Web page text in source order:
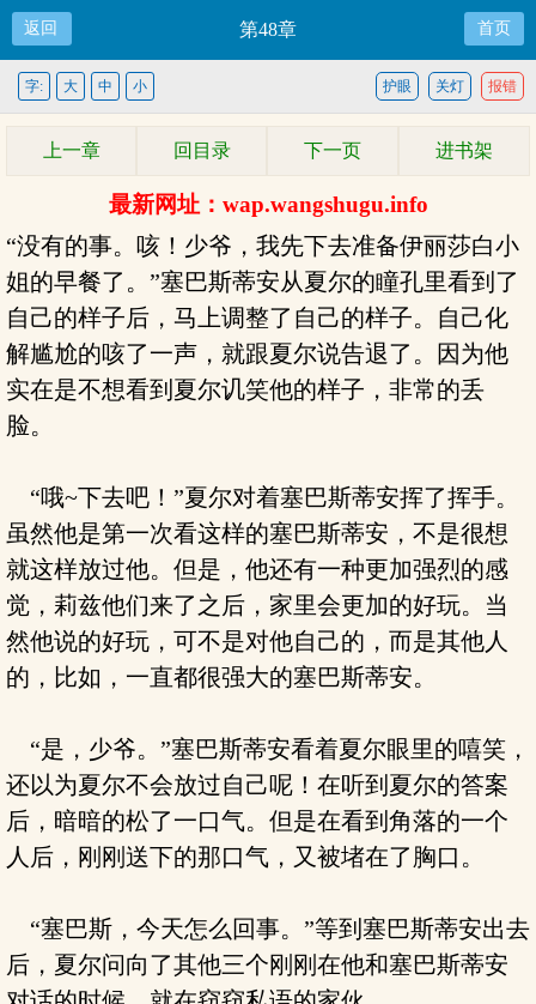
返回 第48章 首页
报错
关灯
护眼
字: 大 中 小
上一章 回目录 下一页 进书架
最新网址：wap.wangshugu.info
“没有的事。咳！少爷，我先下去准备伊丽莎白小
姐的早餐了。”塞巴斯蒂安从夏尔的瞳孔里看到了
自己的样子后，马上调整了自己的样子。自己化
解尴尬的咳了一声，就跟夏尔说告退了。因为他
实在是不想看到夏尔讥笑他的样子，非常的丢
脸。
“哦~下去吧！”夏尔对着塞巴斯蒂安挥了挥手。
虽然他是第一次看这样的塞巴斯蒂安，不是很想
就这样放过他。但是，他还有一种更加强烈的感
觉，莉兹他们来了之后，家里会更加的好玩。当
然他说的好玩，可不是对他自己的，而是其他人
的，比如，一直都很强大的塞巴斯蒂安。
“是，少爷。”塞巴斯蒂安看着夏尔眼里的嘻笑，
还以为夏尔不会放过自己呢！在听到夏尔的答案
后，暗暗的松了一口气。但是在看到角落的一个
人后，刚刚送下的那口气，又被堵在了胸口。
“塞巴斯，今天怎么回事。”等到塞巴斯蒂安出去
后，夏尔问向了其他三个刚刚在他和塞巴斯蒂安